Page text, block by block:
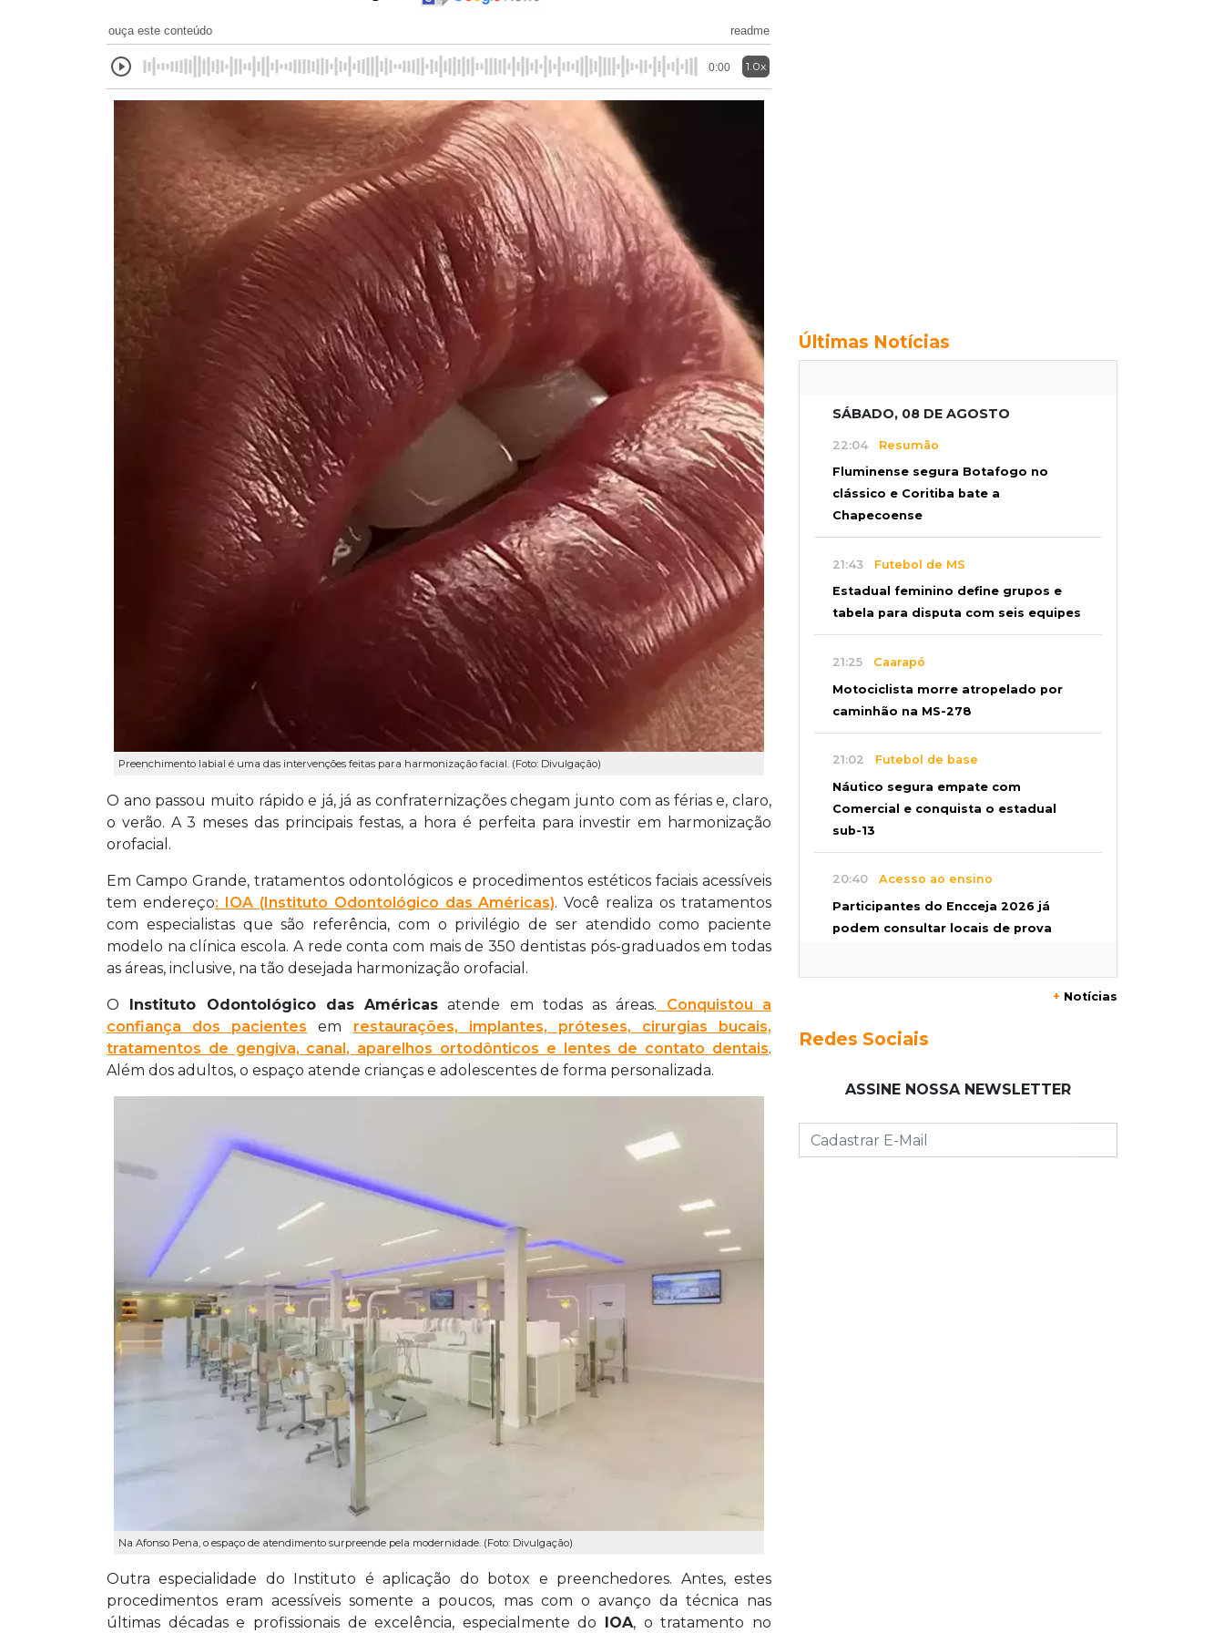
ouça este conteúdo readme
0:00 1.0x
Preenchimento labial é uma das intervenções feitas para harmonização facial. (Foto: Divulgação)
O ano passou muito rápido e já, já as confraternizações chegam junto com as férias e, claro,
o verão. A 3 meses das principais festas, a hora é perfeita para investir em harmonização
orofacial.
Em Campo Grande, tratamentos odontológicos e procedimentos estéticos faciais acessíveis
tem endereço: IOA (Instituto Odontológico das Américas). Você realiza os tratamentos
com especialistas que são referência, com o privilégio de ser atendido como paciente
modelo na clínica escola. A rede conta com mais de 350 dentistas pós-graduados em todas
as áreas, inclusive, na tão desejada harmonização orofacial.
O Instituto Odontológico das Américas atende em todas as áreas. Conquistou a
confiança dos pacientes em restaurações, implantes, próteses, cirurgias bucais,
tratamentos de gengiva, canal, aparelhos ortodônticos e lentes de contato dentais.
Além dos adultos, o espaço atende crianças e adolescentes de forma personalizada.
Na Afonso Pena, o espaço de atendimento surpreende pela modernidade. (Foto: Divulgação)
Outra especialidade do Instituto é aplicação do botox e preenchedores. Antes, estes
procedimentos eram acessíveis somente a poucos, mas com o avanço da técnica nas
últimas décadas e profissionais de excelência, especialmente do
IOA, o tratamento no
Últimas Notícias
SÁBADO, 08 DE AGOSTO
22:04 Resumão
Fluminense segura Botafogo no
clássico e Coritiba bate a
Chapecoense
21:43 Futebol de MS
Estadual feminino define grupos e
tabela para disputa com seis equipes
21:25 Caarapó
Motociclista morre atropelado por
caminhão na MS-278
21:02 Futebol de base
Náutico segura empate com
Comercial e conquista o estadual
sub-13
20:40 Acesso ao ensino
Participantes do Encceja 2026 já
podem consultar locais de prova
20:29Pedro Gomes
jogo que vale acesso inédito à Série
A2
+ Notícias
Redes Sociais
ASSINE NOSSA NEWSLETTER